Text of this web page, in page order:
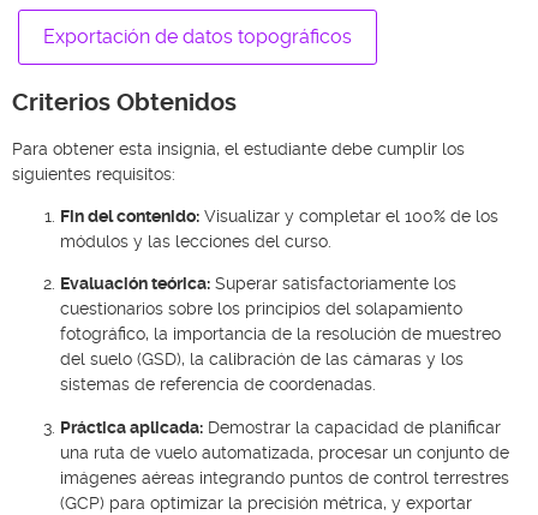
Exportación de datos topográficos
Criterios Obtenidos
Para obtener esta insignia, el estudiante debe cumplir los
siguientes requisitos:
Fin del contenido: Visualizar y completar el 100% de los
módulos y las lecciones del curso.
Evaluación teórica: Superar satisfactoriamente los
cuestionarios sobre los principios del solapamiento
fotográfico, la importancia de la resolución de muestreo
del suelo (GSD), la calibración de las cámaras y los
sistemas de referencia de coordenadas.
Práctica aplicada: Demostrar la capacidad de planificar
una ruta de vuelo automatizada, procesar un conjunto de
imágenes aéreas integrando puntos de control terrestres
(GCP) para optimizar la precisión métrica, y exportar